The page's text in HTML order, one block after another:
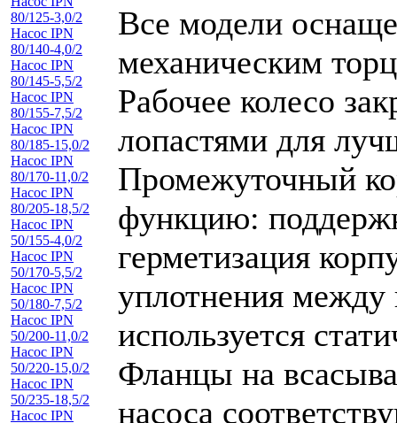
80/125-3,0/2
Насос IPN
80/140-4,0/2
Насос IPN
80/145-5,5/2
Насос IPN
80/155-7,5/2
Насос IPN
80/185-15,0/2
Насос IPN
80/170-11,0/2
Насос IPN
80/205-18,5/2
Насос IPN
50/155-4,0/2
Насос IPN
50/170-5,5/2
Насос IPN
50/180-7,5/2
Насос IPN
50/200-11,0/2
Насос IPN
50/220-15,0/2
Насос IPN
50/235-18,5/2
Насос IPN
Все модели
механическим
Рабочее колесо
лопастями для
Промежуточный
функцию:
герметизация
уплотнения между
используется
Фланцы на
насоса